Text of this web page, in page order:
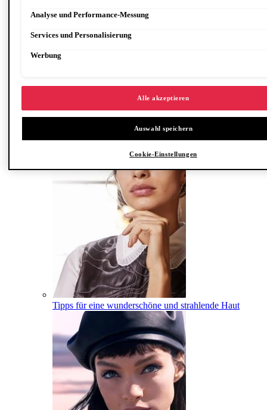
Tipps für eine wunderschöne und strahlende Haut
Analyse und Performance-Messung
Services und Personalisierung
Werbung
Alle akzeptieren
Auswahl speichern
Cookie-Einstellungen